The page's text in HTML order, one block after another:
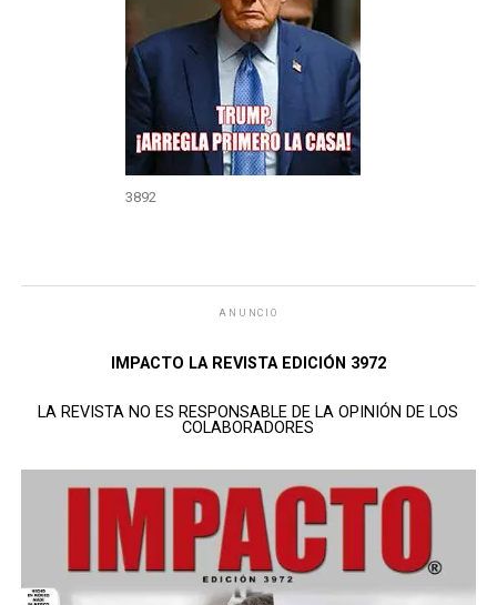
3892
ANUNCIO
IMPACTO LA REVISTA EDICIÓN 3972
LA REVISTA NO ES RESPONSABLE DE LA OPINIÓN DE LOS
COLABORADORES